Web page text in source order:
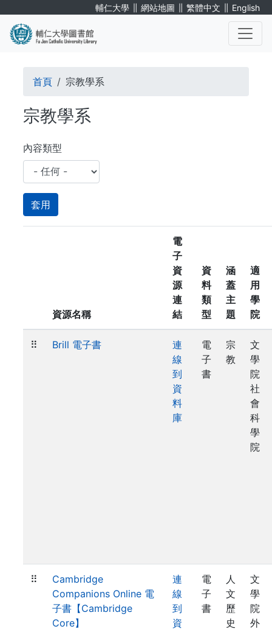
輔仁大學 ∥ 網站地圖 ∥ 繁體中文 ∥ English
導
航
連
結
首頁 宗教學系
宗教學系
內容類型
資源名稱
電
子
資
源
連
結
資
料
類
型
涵
蓋
主
題
適
用
學
院
⠿ Brill 電子書
連
線
到
資
料
庫
電
子
書
宗
教
文
學
院
社
會
科
學
院
⠿
Cambridge
Companions Online 電
子書【Cambridge
Core】
連
線
到
資
電
子
書
人
文
歷
史
文
學
院
外